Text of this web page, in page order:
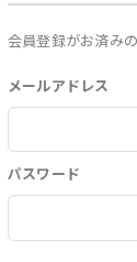
会員登録がお済み
メールアドレス
パスワード